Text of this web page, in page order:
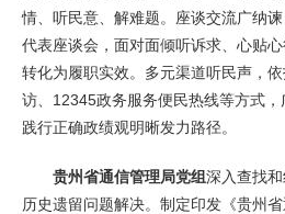
情、听民意、解难题。座谈交流广纳
代表座谈会，面对面倾听诉求、心贴
转化为履职实效。多元渠道听民声，
访、12345政务服务便民热线等方式
践行正确政绩观明晰发力路径。
贵州省通信管理局党组深入查找
历史遗留问题解决。制定印发《贵州